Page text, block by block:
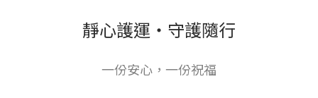
靜心護運・守護隨行
一份安心，一份祝福